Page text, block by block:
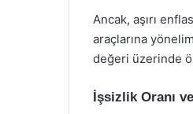
Ancak, aşırı
araçlarına
değeri üzerinde
İşsizlik Oranı